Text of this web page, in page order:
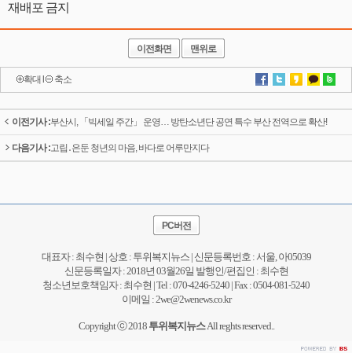
재배포 금지
이전화면 맨위로
확대 축소
이전기사 :부산시, 「빅세일 주간」 운영… 방탄소년단 공연 특수 부산 전역으로 확산!
다음기사 :고립․은둔 청년의 마음, 바다로 어루만지다
PC버전
대표자 : 최수현 | 상호 : 투위복지뉴스 | 신문등록번호 : 서울, 아05039
신문등록일자 : 2018년 03월26일 발행인/편집인 : 최수현
청소년보호책임자 : 최수현 | Tel : 070-4246-5240 | Fax : 0504-081-5240
이메일 : 2we@2wenews.co.kr
Copyright ⓒ 2018 투위복지뉴스All reghts reserved..